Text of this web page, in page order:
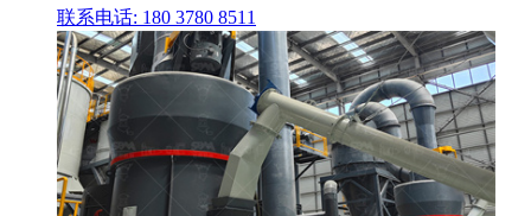
联系电话: 180 3780 8511